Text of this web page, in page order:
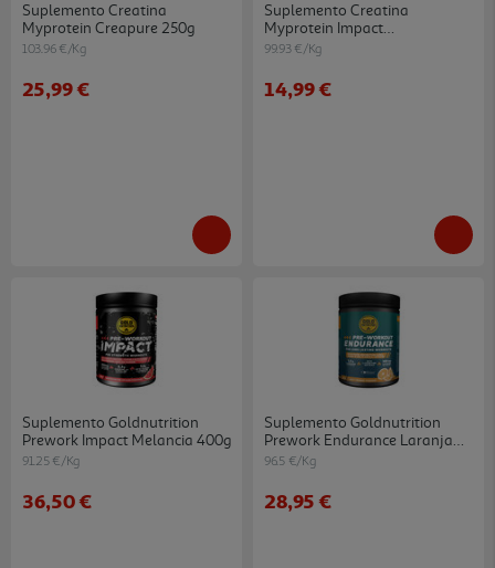
Suplemento Creatina
Myprotein Creapure 250g
103.96 €/Kg
25,99 €
Suplemento Creatina
Myprotein Impact
Monohydrate 150g
99.93 €/Kg
14,99 €
Suplemento Goldnutrition
Prework Impact Melancia 400g
91.25 €/Kg
36,50 €
Suplemento Goldnutrition
Prework Endurance Laranja
300g
96.5 €/Kg
28,95 €